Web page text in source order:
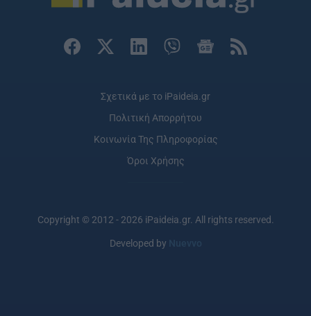
Σχετικά με το iPaideia.gr
Πολιτική Απορρήτου
Κοινωνία Της Πληροφορίας
Όροι Χρήσης
Copyright © 2012 - 2026 iPaideia.gr. All rights reserved.
Developed by